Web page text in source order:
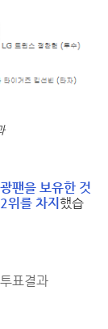
팬을 보유한 것
위를 차지 했습
표결과